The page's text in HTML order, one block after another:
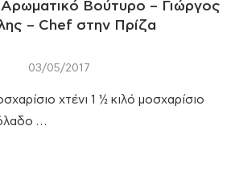
Βούτυρο – Γιώργος
– Chef στην Πρίζα
03/05/2017
χτένι 1 ½ κιλό μοσχαρίσιο
…